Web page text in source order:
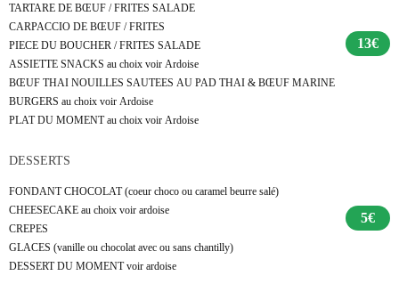
TARTARE DE BŒUF / FRITES SALADE
CARPACCIO DE BŒUF / FRITES
PIECE DU BOUCHER / FRITES SALADE
ASSIETTE SNACKS au choix voir Ardoise
BŒUF THAI NOUILLES SAUTEES AU PAD THAI & BŒUF MARINE
BURGERS au choix voir Ardoise
PLAT DU MOMENT au choix voir Ardoise
13€
DESSERTS
FONDANT CHOCOLAT (coeur choco ou caramel beurre salé)
CHEESECAKE au choix voir ardoise
CREPES
GLACES (vanille ou chocolat avec ou sans chantilly)
DESSERT DU MOMENT voir ardoise
5€